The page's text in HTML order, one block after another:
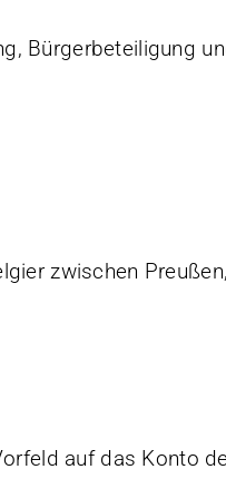
Bürgerbeteiligung
zwischen
auf das Konto